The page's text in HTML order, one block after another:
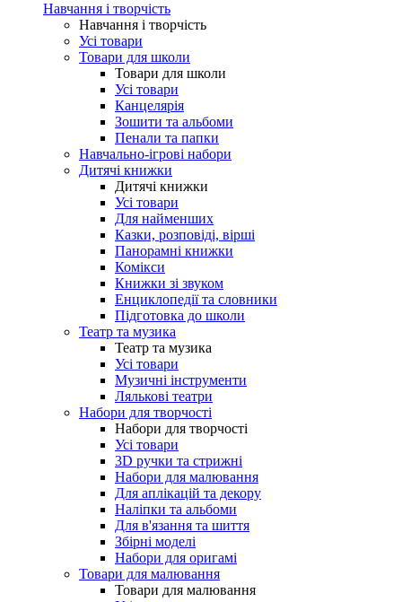
Навчання і творчість
Навчання і творчість
Усі товари
Товари для школи
Товари для школи
Усі товари
Канцелярія
Зошити та альбоми
Пенали та папки
Навчально-ігрові набори
Дитячі книжки
Дитячі книжки
Усі товари
Для найменших
Казки, розповіді, вірші
Панорамні книжки
Комікси
Книжки зі звуком
Енциклопедії та словники
Підготовка до школи
Театр та музика
Театр та музика
Усі товари
Музичні інструменти
Лялькові театри
Набори для творчості
Набори для творчості
Усі товари
3D ручки та стрижні
Набори для малювання
Для аплікацій та декору
Наліпки та альбоми
Для в'язання та шиття
Збірні моделі
Набори для оригамі
Товари для малювання
Товари для малювання